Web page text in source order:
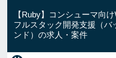
【Ruby】コンシューマ向
フルスタック開発支援（バ
ンド）の求人・案件